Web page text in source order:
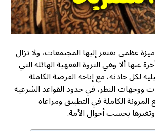
عظمى تفتقر إليها المجتمعات، ولا تزال
عنها ألا وهي الثروة الفقهية الهائلة التي
لكل حادثة، مع إتاحة الفرصة الكاملة
ووجهات النظر، في حدود القواعد الشرعية
الكاملة في التطبيق ومراعاة
بحسب أحوال الأمة.